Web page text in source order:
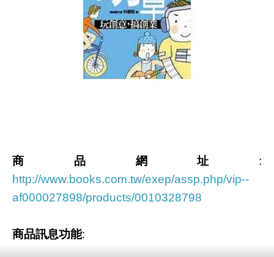
商品網址 :
http://www.books.com.tw/exep/assp.php/vip--
af000027898/products/0010328798
商品訊息功能: